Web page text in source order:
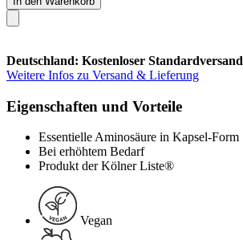
Deutschland: Kostenloser Standardversand
Weitere Infos zu Versand & Lieferung
Eigenschaften und Vorteile
Essentielle Aminosäure in Kapsel-Form
Bei erhöhtem Bedarf
Produkt der Kölner Liste®
Vegan